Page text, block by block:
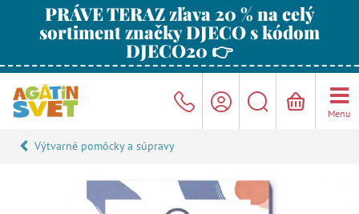
PRÁVE TERAZ zľava 20 % na celý
sortiment značky DJECO s kódom
DJECO20 👉
Menu
Výtvarné pomôcky a súpravy